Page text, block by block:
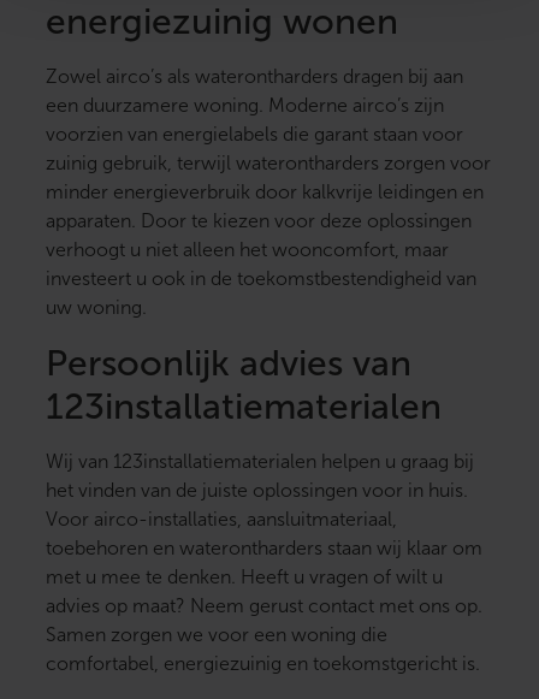
energiezuinig wonen
Zowel airco’s als waterontharders dragen bij aan
een duurzamere woning. Moderne airco’s zijn
voorzien van energielabels die garant staan voor
zuinig gebruik, terwijl waterontharders zorgen voor
minder energieverbruik door kalkvrije leidingen en
apparaten. Door te kiezen voor deze oplossingen
verhoogt u niet alleen het wooncomfort, maar
investeert u ook in de toekomstbestendigheid van
uw woning.
Persoonlijk advies van
123installatiematerialen
Wij van 123installatiematerialen helpen u graag bij
het vinden van de juiste oplossingen voor in huis.
Voor airco-installaties, aansluitmateriaal,
toebehoren en waterontharders staan wij klaar om
met u mee te denken. Heeft u vragen of wilt u
advies op maat? Neem gerust contact met ons op.
Samen zorgen we voor een woning die
comfortabel, energiezuinig en toekomstgericht is.